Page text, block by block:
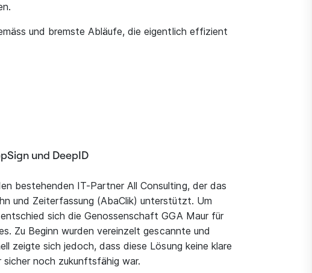
und bremste Abläufe, die eigentlich effizient
und DeepID
bestehenden IT-Partner All Consulting, der das
und Zeiterfassung (AbaClik) unterstützt. Um
sich die Genossenschaft GGA Maur für
Zu Beginn wurden vereinzelt gescannte und
zeigte sich jedoch, dass diese Lösung keine klare
noch zukunftsfähig war.